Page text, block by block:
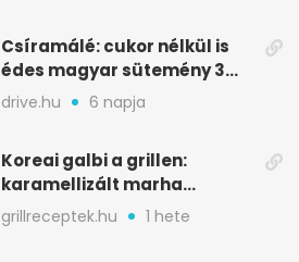
Csíramálé: cukor nélkül is
édes magyar sütemény 3
alapanyagból
drive.hu 6 napja
Koreai galbi a grillen:
karamellizált marha
rövidborda gyorsan
grillreceptek.hu 1 hete